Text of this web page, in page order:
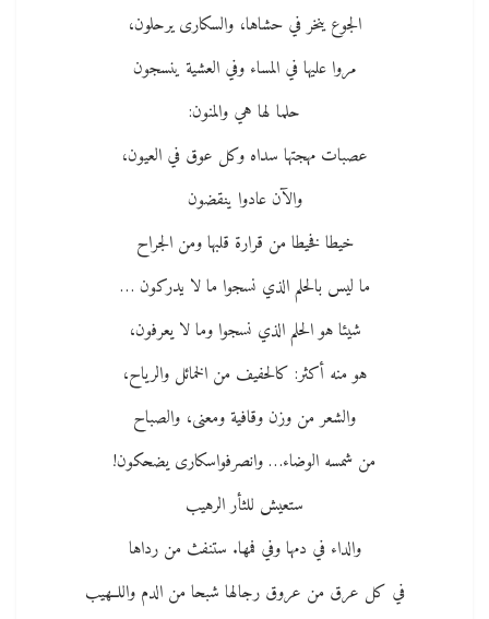
الجوع ينخر في حشاها، والسكارى يرحلون،
مروا عليها في المساء وفي العشية ينسجون
حلما لها هي والمنون:
عصبات مهجتها سداه وكل عوق في العيون،
والآن عادوا ينقضون
خيطا فخيطا من قرارة قلبها ومن الجراح
ما ليس بالحلم الذي نسجوا ما لا يدركون …
شيئا هو الحلم الذي نسجوا وما لا يعرفون،
هو منه أكثر: كالحفيف من الخمائل والرياح،
والشعر من وزن وقافية ومعنى، والصباح
من شمسه الوضاء… وانصرفواسكارى يضحكون!
ستعيش للثأر الرهيب
والداء في دمها وفي فمها. ستنفث من رداها
في كل عرق من عروق رجالها شبحا من الدم واللــهيب